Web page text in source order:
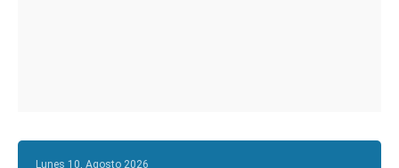
Lunes 10, Agosto 2026